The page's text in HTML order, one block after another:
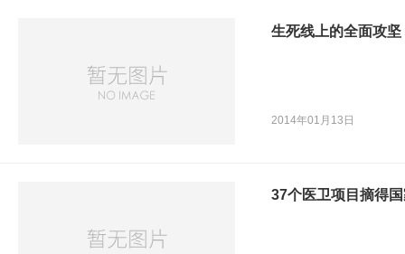
生死线上的全面攻坚
2014年01月13日
37个医卫项目摘得